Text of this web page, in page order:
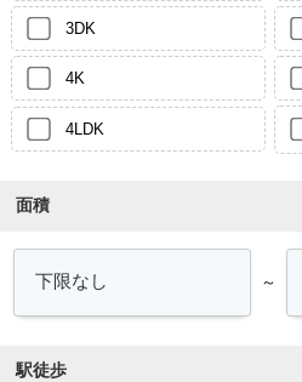
3DK
4K
4LDK
面積
～
駅徒歩